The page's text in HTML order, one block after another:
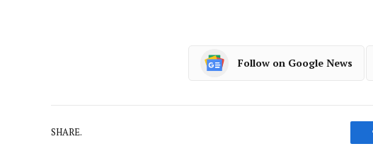
Follow on Google News
SHARE.